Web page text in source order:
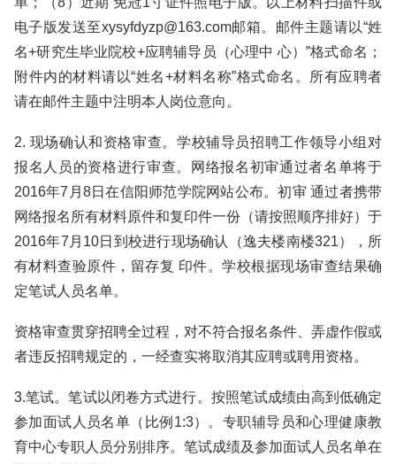
电子版发送至xysyfdyzp@163.com邮箱。邮件主题请以“姓
名+研究生毕业院校+应聘辅导员（心理中 心）”格式命名；
附件内的材料请以“姓名+材料名称”格式命名。所有应聘者
请在邮件主题中注明本人岗位意向。
2. 现场确认和资格审查。学校辅导员招聘工作领导小组对
报名人员的资格进行审查。网络报名初审通过者名单将于
2016年7月8日在信阳师范学院网站公布。初审 通过者携带
网络报名所有材料原件和复印件一份（请按照顺序排好）于
2016年7月10日到校进行现场确认（逸夫楼南楼321），所
有材料查验原件，留存复 印件。学校根据现场审查结果确
定笔试人员名单。
资格审查贯穿招聘全过程，对不符合报名条件、弄虚作假或
者违反招聘规定的，一经查实将取消其应聘或聘用资格。
3.笔试。笔试以闭卷方式进行。按照笔试成绩由高到低确定
参加面试人员名单（比例1:3）。专职辅导员和心理健康教
育中心专职人员分别排序。笔试成绩及参加面试人员名单在